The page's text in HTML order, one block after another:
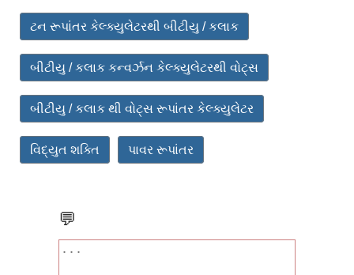
ટન રૂપાંતર કેલ્ક્યુલેટરથી બીટીયુ / કલાક
બીટીયુ / કલાક કન્વર્ઝન કેલ્ક્યુલેટરથી વોટ્સ
બીટીયુ / કલાક થી વોટ્સ રૂપાંતર કેલ્ક્યુલેટર
વિદ્યુત શક્તિ પાવર રૂપાંતર
💬